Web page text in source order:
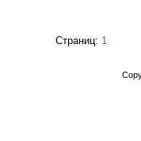
Страниц: 1